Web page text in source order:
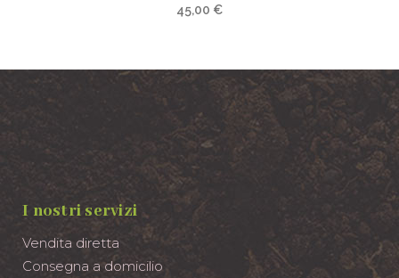
45,00 €
I nostri servizi
Vendita diretta
Consegna a domicilio